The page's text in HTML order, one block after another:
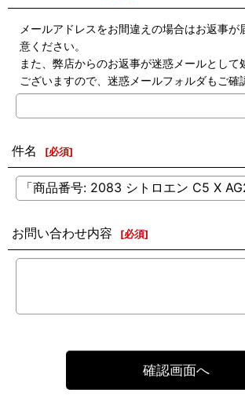
メールアドレスをお間違えの場合はお返事が
意ください。
また、弊店からのお返事が迷惑メールとして
ございますので、迷惑メールフォルダもご確
件名 [必須]
お問い合わせ内容 [必須]
確認画面へ